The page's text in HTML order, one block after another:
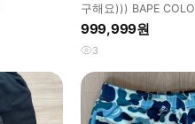
구해요))) BAPE
SWEAT SHORTS
999,999원
3